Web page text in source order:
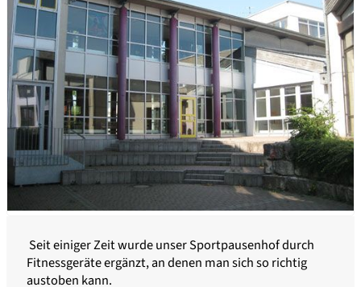
Seit einiger Zeit wurde unser Sportpausenhof durch
Fitnessgeräte ergänzt, an denen man sich so richtig
austoben kann.